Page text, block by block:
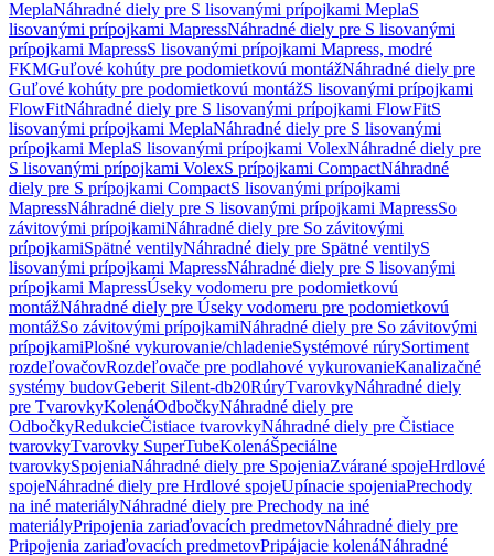
MeplaNáhradné diely pre S lisovanými prípojkami MeplaS
lisovanými prípojkami MapressNáhradné diely pre S lisovanými
prípojkami MapressS lisovanými prípojkami Mapress, modré
FKMGuľové kohúty pre podomietkovú montážNáhradné diely pre
Guľové kohúty pre podomietkovú montážS lisovanými prípojkami
FlowFitNáhradné diely pre S lisovanými prípojkami FlowFitS
lisovanými prípojkami MeplaNáhradné diely pre S lisovanými
prípojkami MeplaS lisovanými prípojkami VolexNáhradné diely pre
S lisovanými prípojkami VolexS prípojkami CompactNáhradné
diely pre S prípojkami CompactS lisovanými prípojkami
MapressNáhradné diely pre S lisovanými prípojkami MapressSo
závitovými prípojkamiNáhradné diely pre So závitovými
prípojkamiSpätné ventilyNáhradné diely pre Spätné ventilyS
lisovanými prípojkami MapressNáhradné diely pre S lisovanými
prípojkami MapressÚseky vodomeru pre podomietkovú
montážNáhradné diely pre Úseky vodomeru pre podomietkovú
montážSo závitovými prípojkamiNáhradné diely pre So závitovými
prípojkamiPlošné vykurovanie/chladenieSystémové rúrySortiment
rozdeľovačovRozdeľovače pre podlahové vykurovanieKanalizačné
systémy budovGeberit Silent-db20RúryTvarovkyNáhradné diely
pre TvarovkyKolenáOdbočkyNáhradné diely pre
OdbočkyRedukcieČistiace tvarovkyNáhradné diely pre Čistiace
tvarovkyTvarovky SuperTubeKolenáŠpeciálne
tvarovkySpojeniaNáhradné diely pre SpojeniaZvárané spojeHrdlové
spojeNáhradné diely pre Hrdlové spojeUpínacie spojeniaPrechody
na iné materiályNáhradné diely pre Prechody na iné
materiályPripojenia zariaďovacích predmetovNáhradné diely pre
Pripojenia zariaďovacích predmetovPripájacie kolenáNáhradné